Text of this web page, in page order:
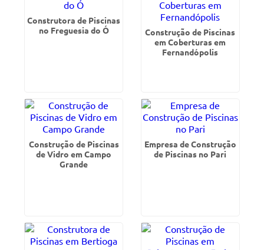
Construtora de Piscinas
no Freguesia do Ó
Construção de Piscinas
em Coberturas em
Fernandópolis
Construção de Piscinas
de Vidro em Campo
Grande
Empresa de Construção
de Piscinas no Pari